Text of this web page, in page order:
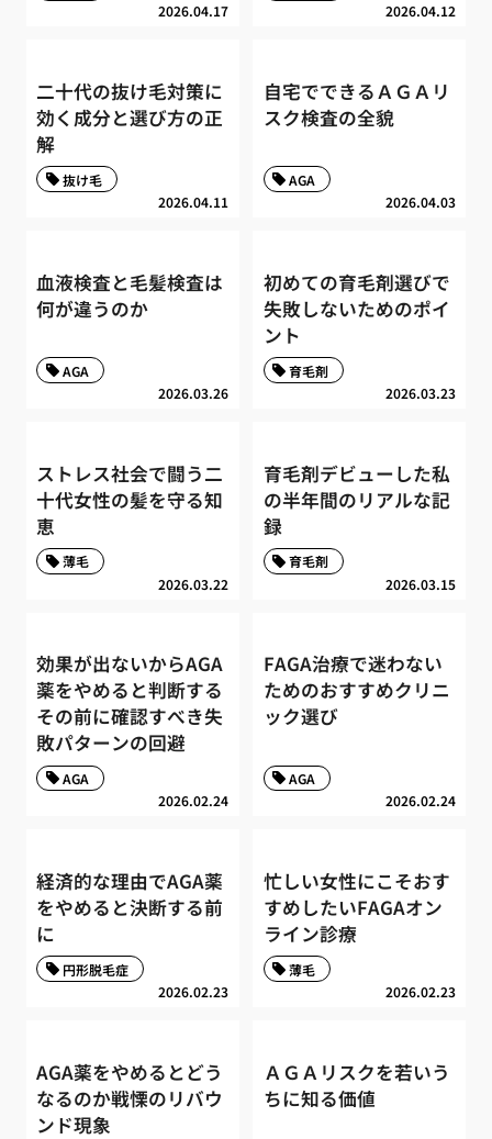
2026.04.17 2026.04.12
二十代の抜け毛対策に
効く成分と選び方の正
解
2026.04.11
抜け毛
自宅でできるＡＧＡリ
スク検査の全貌
2026.04.03
AGA
血液検査と毛髪検査は
何が違うのか
2026.03.26
AGA
初めての育毛剤選びで
失敗しないためのポイ
ント
2026.03.23
育毛剤
ストレス社会で闘う二
十代女性の髪を守る知
恵
2026.03.22
薄毛
育毛剤デビューした私
の半年間のリアルな記
録
2026.03.15
育毛剤
効果が出ないからAGA
薬をやめると判断する
その前に確認すべき失
敗パターンの回避
2026.02.24
AGA
FAGA治療で迷わない
ためのおすすめクリニ
ック選び
2026.02.24
AGA
経済的な理由でAGA薬
をやめると決断する前
に
2026.02.23
円形脱毛症
忙しい女性にこそおす
すめしたいFAGAオン
ライン診療
2026.02.23
薄毛
AGA薬をやめるとどう
なるのか戦慄のリバウ
ンド現象
ＡＧＡリスクを若いう
ちに知る価値